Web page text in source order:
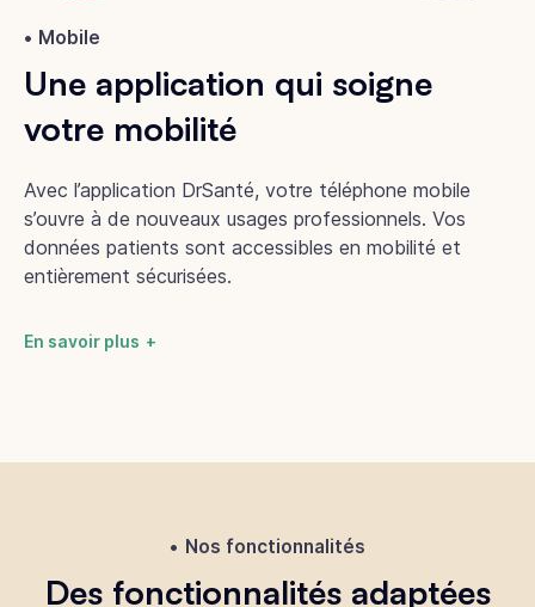
Mobile
Une application qui soigne
votre mobilité
Avec l’application DrSanté, votre téléphone mobile
s’ouvre à de nouveaux usages professionnels. Vos
données patients sont accessibles en mobilité et
entièrement sécurisées.
En savoir plus
Nos fonctionnalités
Des fonctionnalités adaptées